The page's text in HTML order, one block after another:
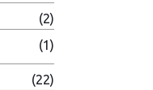
(2)
(1)
(22)